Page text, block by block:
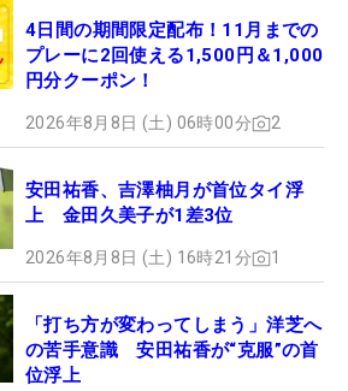
と3日目カットで不合格に終わっ
てきて初めての挫折」を味わっ
を磨くと、2度目のテストは「や
信じて、最後までやっていまし
果たす。
と、1年先にプロ入りした高校の
幕から3戦連続最終日最終組に
プロテスト同期の入谷響は6月の
」でルーキー一番乗りとなる優
4日間の期間限定配布！11月までの
プレーに2回使える1,500円＆1,000
円分クーポン！
2026年8月8日 (土) 06時00分 2
安田祐香、吉澤柚月が首位タイ浮
上 金田久美子が1差3位
2026年8月8日 (土) 16時21分 1
「打ち方が変わってしまう」洋芝へ
の苦手意識 安田祐香が“克服”の首
位浮上